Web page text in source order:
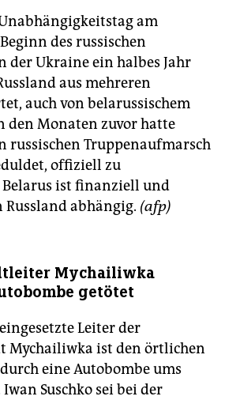
am
des russischen
Ukraine ein halbes Jahr
aus mehreren
auch von belarussischem
den Monaten zuvor hatte
russischen Truppenaufmarsch
offiziell zu
ist finanziell und
abhängig. (afp)
Mychailiwka
getötet
Leiter der
Mychailiwka ist den örtlichen
eine Autobombe ums
Suschko sei bei der